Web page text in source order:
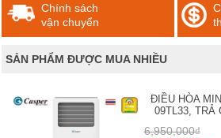
Chính sách
vận chuyển
SẢN PHẨM ĐƯỢC MUA NHIỀU
ĐIỀU HÒA
09TL33, TRẢ
6,950,000₫